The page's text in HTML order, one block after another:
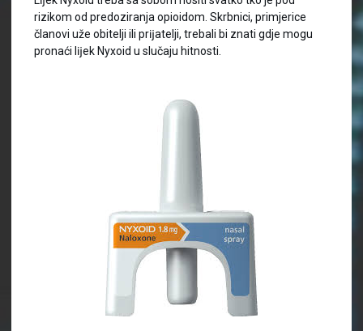
rizikom od predoziranja opioidom. Skrbnici, primjerice
članovi uže obitelji ili prĳatelji, trebali bi znati gdje mogu
pronaći lĳek Nyxoid u slučaju hitnosti.